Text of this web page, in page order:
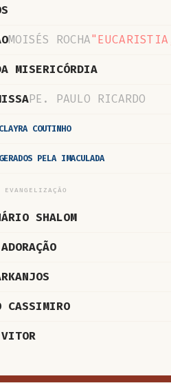
MOISÉS ROCHA
MISERICÓRDIA
PE. PAULO RICARDO
CLAYRA COUTINHO
GERADOS PELA IMACULADA
EVANGELIZAÇÃO
SHALOM
CASSIMIRO